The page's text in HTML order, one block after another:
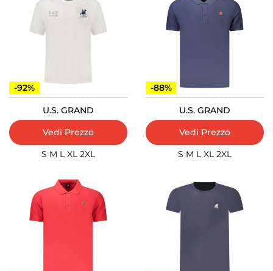
-92%
U.S. GRAND
Vedi Prezzo
S M L XL 2XL
-88%
U.S. GRAND
Vedi Prezzo
S M L XL 2XL